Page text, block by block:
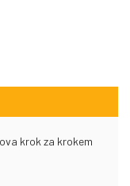
krok za krokem